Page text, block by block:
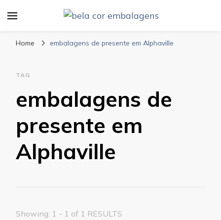
Home embalagens de presente em Alphaville
TAG
embalagens de
presente em
Alphaville
Showing: 1 - 1 of 1 RESULTS